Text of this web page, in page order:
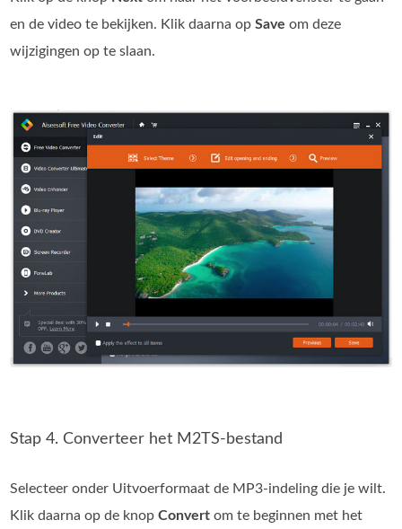
en de video te bekijken. Klik daarna opSave om deze
wijzigingen op te slaan.
Stap 4. Converteer het M2TS-bestand
Selecteer onder Uitvoerformaat de MP3-indeling die je wilt.
Klik daarna op de knopConvert om te beginnen met het